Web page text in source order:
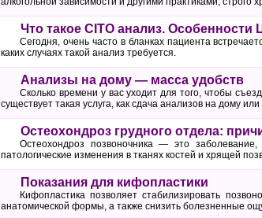
Что такое CITO анализ.
Сегодня, очень часто в бланках пациента
каких случаях такой анализ требуется.
Анализы на дому — масса удобств
Сколько времени у вас уходит для того, чтобы
существует такая услуга, как сдача анализов на дому
Остеохондроз грудного отдела:
Остеохондроз позвоночника — это
патологические изменения в тканях костей и хрящей
Показания для кифопластики
Кифопластика позволяет стабилизировать
анатомической формы, а также снизить болезненные